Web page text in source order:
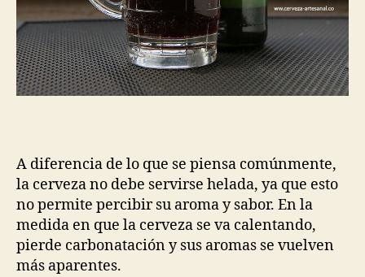
A diferencia de lo que se piensa comúnmente,
la cerveza no debe servirse helada, ya que esto
no permite percibir su aroma y sabor. En la
medida en que la cerveza se va calentando,
pierde carbonatación y sus aromas se vuelven
más aparentes.